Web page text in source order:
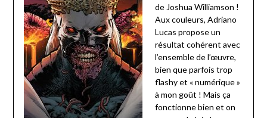
de Joshua Williamson !
Aux couleurs, Adriano
Lucas propose un
résultat cohérent avec
l’ensemble de l’œuvre,
bien que parfois trop
flashy et « numérique »
à mon goût ! Mais ça
fonctionne bien et on